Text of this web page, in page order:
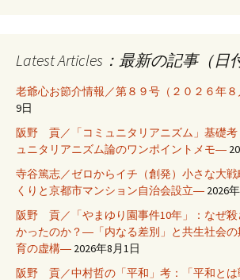
Latest Articles：最新の記事（日
老爺心お節介情報／第８９号（２０２６年８
9日
阪野 貢／「コミュニタリアニズム」基礎
ュニタリアニズム論のワンポイントメモ―
寺谷篤志／ゼロからイチ（創発）小さな大
くりと京都市マンション自治会設立― 2026
阪野 貢／「やまゆり園事件10年」：なぜ殺
かったのか？―「内なる差別」と共生社会
育の虚構― 2026年8月1日
阪野 貢／中村哲の「平和」考：「平和とは